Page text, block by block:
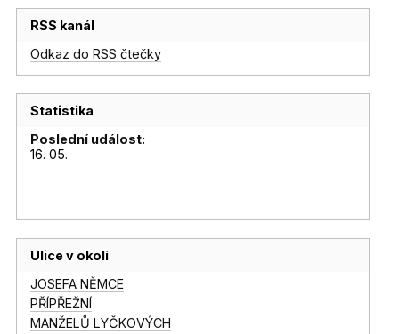
RSS kanál
Odkaz do RSS čtečky
Statistika
Poslední událost:
16. 05.
Ulice v okolí
JOSEFA NĚMCE
PŘÍPŘEŽNÍ
MANŽELŮ LYČKOVÝCH